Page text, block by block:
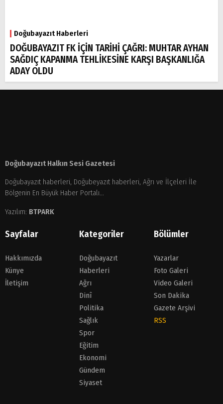
Doğubayazıt Haberleri
DOĞUBAYAZIT FK İÇİN TARİHİ ÇAĞRI: MUHTAR AYHAN
SAĞDIÇ KAPANMA TEHLİKESİNE KARŞI BAŞKANLIĞA
ADAY OLDU
Doğubayazıt Halkın Sesi Gazetesi
Doğubayazıt haberleri, Doğubeyazıt haberleri, Ağrı ve İlçeleri İle
Bölgenin En Büyük Haber Portalı...
Yazılım: BTPARK
Sayfalar
Hakkımızda
Künye
İletişim
Kategoriler
Doğubayazıt
Haberleri
Ağrı
Dinî
Politika
Sağlık
Spor
Eğitim
Ekonomi
Gündem
Siyaset
Bölümler
Yazarlar
Foto Galeri
Video Galeri
Son Dakika
Gazete Arşivi
RSS